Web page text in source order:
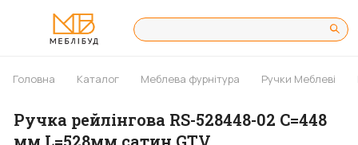
Головна Каталог Меблева фурнітура Ручки Меблеві
Ручка рейлінгова RS-528448-02 С=448